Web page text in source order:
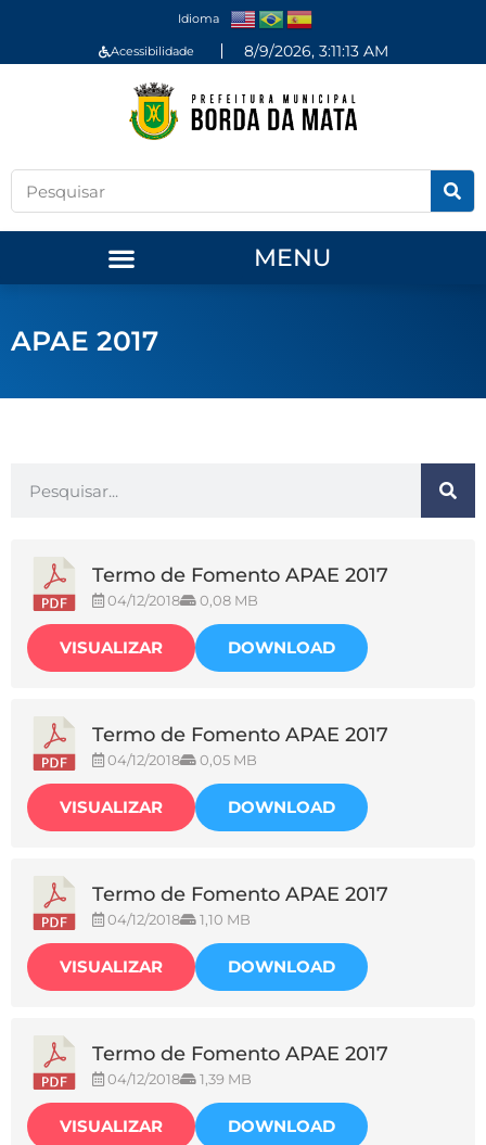
Idioma
Acessibilidade 8/9/2026, 3:11:13 AM
MENU
APAE 2017
Termo de Fomento APAE 2017
04/12/2018 0,08 MB
VISUALIZAR DOWNLOAD
Termo de Fomento APAE 2017
04/12/2018 0,05 MB
VISUALIZAR DOWNLOAD
Termo de Fomento APAE 2017
04/12/2018 1,10 MB
VISUALIZAR DOWNLOAD
Termo de Fomento APAE 2017
04/12/2018 1,39 MB
VISUALIZAR DOWNLOAD